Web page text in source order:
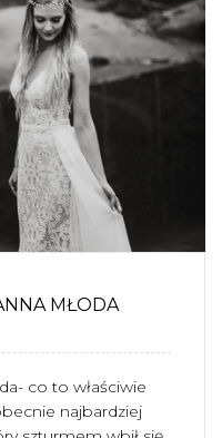
MŁODA
co to właściwie
najbardziej